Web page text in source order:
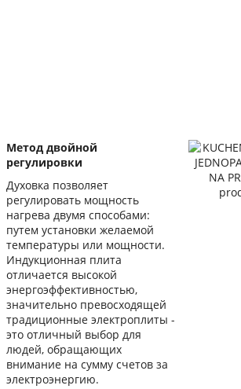
Метод двойной
регулировки
Духовка позволяет
регулировать мощность
нагрева двумя способами:
путем установки желаемой
температуры или мощности.
Индукционная плита
отличается высокой
энергоэффективностью,
значительно превосходящей
традиционные электроплиты -
это отличный выбор для
людей, обращающих
внимание на сумму счетов за
электроэнергию.